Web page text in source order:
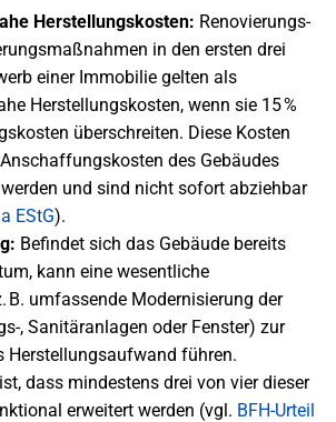
Herstellungskosten: Renovierungs-
in den ersten drei
einer Immobilie gelten als
Herstellungskosten, wenn sie 15 %
überschreiten. Diese Kosten
des Gebäudes
und sind nicht sofort abziehbar
EStG).
Befindet sich das Gebäude bereits
kann eine wesentliche
B. umfassende Modernisierung der
, Sanitäranlagen oder Fenster) zur
Herstellungsaufwand führen.
dass mindestens drei von vier dieser
erweitert werden (vgl. BFH-Urteil